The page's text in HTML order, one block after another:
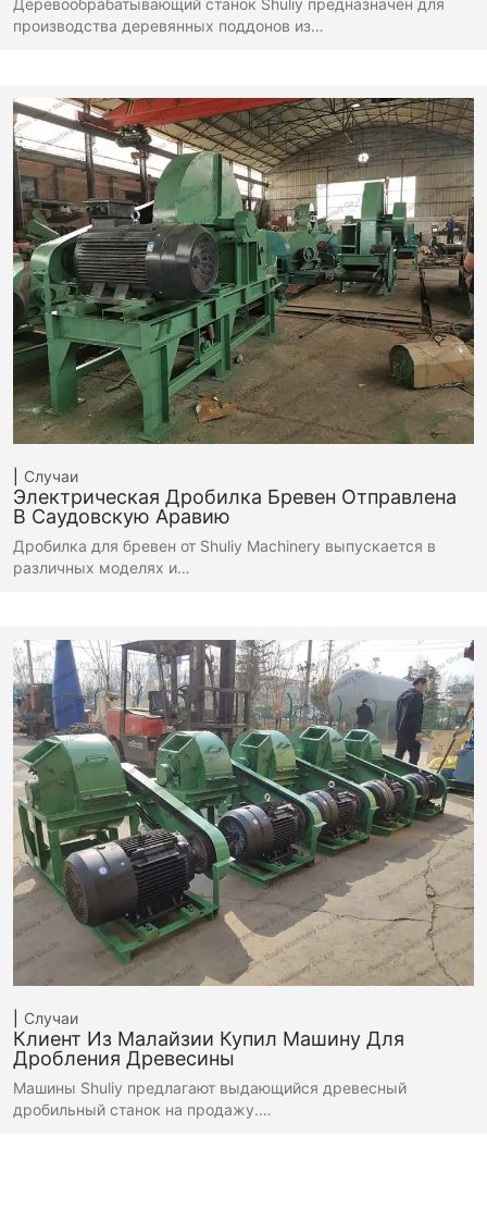
Деревообрабатывающий станок Shuliy предназначен для
производства деревянных поддонов из…
Случаи
Электрическая Дробилка Бревен Отправлена ​​
В Саудовскую Аравию
Дробилка для бревен от Shuliy Machinery выпускается в
различных моделях и…
Случаи
Клиент Из Малайзии Купил Машину Для
Дробления Древесины
Машины Shuliy предлагают выдающийся древесный
дробильный станок на продажу.…